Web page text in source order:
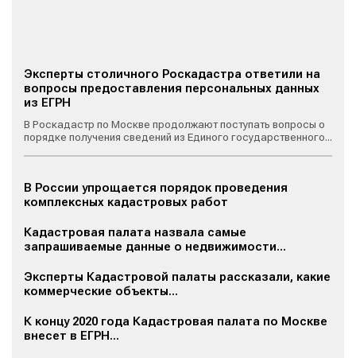
Эксперты столичного Роскадастра ответили на
вопросы предоставления персональных данных
из ЕГРН
В Роскадастр по Москве продолжают поступать вопросы о
порядке получения сведений из Единого государственного...
В России упрощается порядок проведения
комплексных кадастровых работ
Кадастровая палата назвала самые
запрашиваемые данные о недвижимости...
Эксперты Кадастровой палаты рассказали, какие
коммерческие объекты...
К концу 2020 года Кадастровая палата по Москве
внесет в ЕГРН...